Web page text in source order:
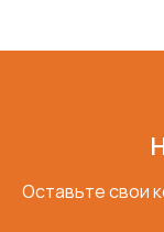
Оставьте свои